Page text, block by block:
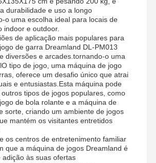
de carros VR
durabilidade e uso a longo
o uma escolha ideal para locais de
indoor e outdoor.
de aplicação mais populares para
de garra Dreamland DL-PM013
diversões e arcades.tornando-o uma
tipo de jogo, uma máquina de jogo
oferece um desafio único que atrai
e entusiastas.Esta máquina pode
tipos de jogos populares, como
de bola rolante e a máquina de
sorte, criando um ambiente de jogos
mantém os visitantes entretidos
os centros de entretenimento familiar
que a máquina de jogos Dreamland é
adição às suas ofertas